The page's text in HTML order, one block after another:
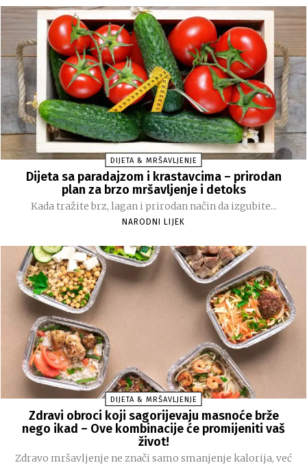
DIJETA & MRŠAVLJENJE
Dijeta sa paradajzom i krastavcima – prirodan
plan za brzo mršavljenje i detoks
Kada tražite brz, lagan i prirodan način da izgubite...
NARODNI LIJEK
DIJETA & MRŠAVLJENJE
Zdravi obroci koji sagorijevaju masnoće brže
nego ikad – Ove kombinacije će promijeniti vaš
život!
Zdravo mršavljenje ne znači samo smanjenje kalorija, već